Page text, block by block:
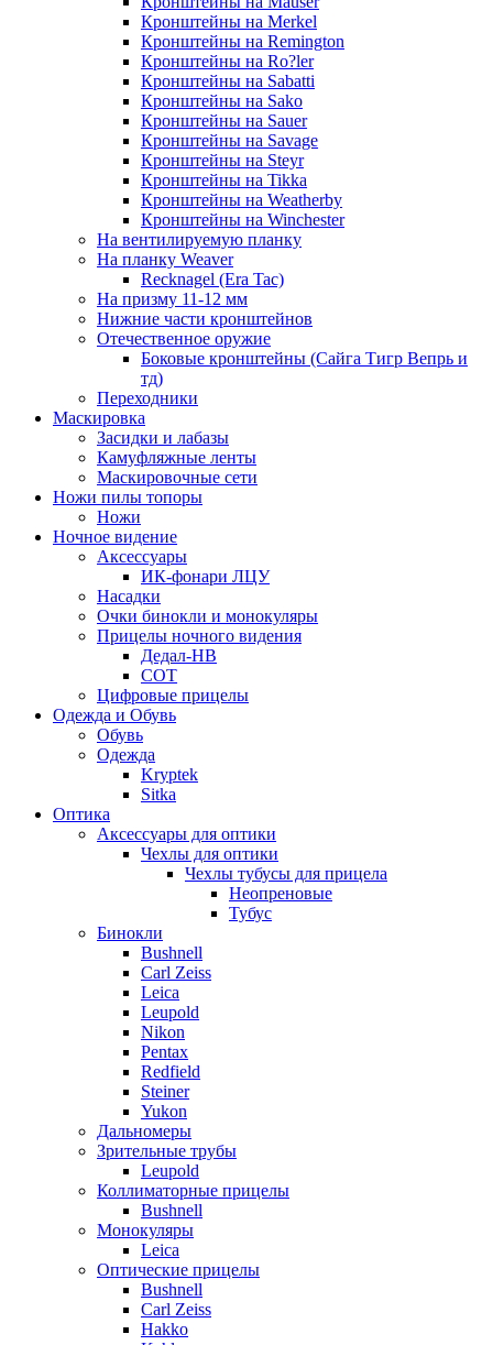
Кронштейны на Merkel
Кронштейны на Remington
Кронштейны на Ro?ler
Кронштейны на Sabatti
Кронштейны на Sako
Кронштейны на Sauer
Кронштейны на Savage
Кронштейны на Steyr
Кронштейны на Tikka
Кронштейны на Weatherby
Кронштейны на Winchester
На вентилируемую планку
На планку Weaver
Recknagel (Era Tac)
На призму 11-12 мм
Нижние части кронштейнов
Отечественное оружие
Боковые кронштейны (Сайга Тигр Вепрь и
тд)
Переходники
Маскировка
Засидки и лабазы
Камуфляжные ленты
Маскировочные сети
Ножи пилы топоры
Ножи
Ночное видение
Аксессуары
ИК-фонари ЛЦУ
Насадки
Очки бинокли и монокуляры
Прицелы ночного видения
Дедал-НВ
СОТ
Цифровые прицелы
Одежда и Обувь
Обувь
Одежда
Kryptek
Sitka
Оптика
Аксессуары для оптики
Чехлы для оптики
Чехлы тубусы для прицела
Неопреновые
Тубус
Бинокли
Bushnell
Carl Zeiss
Leica
Leupold
Nikon
Pentax
Redfield
Steiner
Yukon
Дальномеры
Зрительные трубы
Leupold
Коллиматорные прицелы
Bushnell
Монокуляры
Leica
Оптические прицелы
Bushnell
Carl Zeiss
Hakko